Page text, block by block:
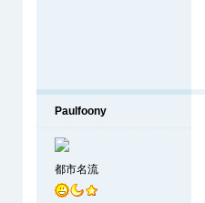
Paulfoony
都市名流